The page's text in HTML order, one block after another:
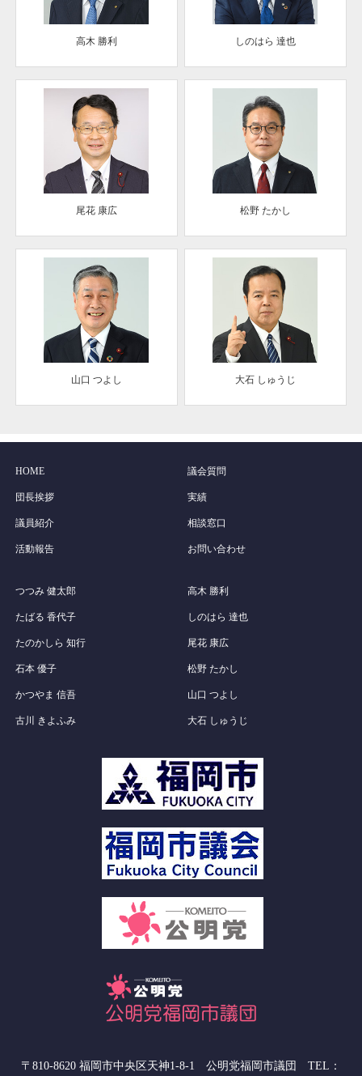
高木 勝利 しのはら 達也
尾花 康広 松野 たかし
山口 つよし 大石 しゅうじ
HOME
団長挨拶
議員紹介
活動報告
議会質問
実績
相談窓口
お問い合わせ
つつみ 健太郎
たばる 香代子
たのかしら 知行
石本 優子
かつやま 信吾
古川 きよふみ
高木 勝利
しのはら 達也
尾花 康広
松野 たかし
山口 つよし
大石 しゅうじ
〒810-8620 福岡市中央区天神1-8-1 公明党福岡市議団 TEL：